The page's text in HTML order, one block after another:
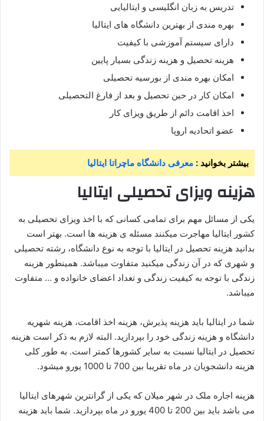
تدریس به زبان انگلیسی و ایتالیایی
بهره مندی از بهترین دانشگاه های ایتالیا
دارای سیستم آموزشی با کیفیت
هزینه تحصیل و هزینه زندگی بسیار پایین
امکان بهره مندی از بورسیه تحصیلی
امکان کار در حین تحصیل و بعد از فارغ التحصیلی
اخذ اقامت دائم از طریق ویزای کار
عضو اتحادیه اروپا
بیشتر بخوانید : معرفی دانشگاه ماچراتا ایتالیا
هزینه ویزای تحصیلی ایتالیا
یکی از مسائل مهم برای تمامی کسانی که با اخذ ویزای تحصیلی به
کشور ایتالیا مهاجرت میکنند مسئله ی هزینه ها است. بهتر است
بدانید هزینه تحصیل در ایتالیا با توجه به نوع دانشگاه، رشته تحصیلی
و شهری که در آن زندگی میکنید متفاوت میباشد. همینطور هزینه
زندگی با توجه به کیفیت زندگی و تعداد اعضای خانواده و … متفاوت
میباشد.
شما در ایتالیا باید هزینه پذیرش، هزینه اخذ اقامت، هزینه شهریه
دانشگاه و هزینه زندگی خود را بپردازید. البته لازم به ذکر است هزینه
تحصیل در ایتالیا نسبت به سایر کشورها کمتر است. به طور کلی
هزینه دانشجویان در ماه تقریبا بین 700 تا 1000 یورو میشود.
هزینه اجاره ملک در شهر میلان که یکی از گرانترین شهرهای ایتالیا
می باشد باید بین 200 تا 400 یورو در ماه بپردازید. شما باید هزینه